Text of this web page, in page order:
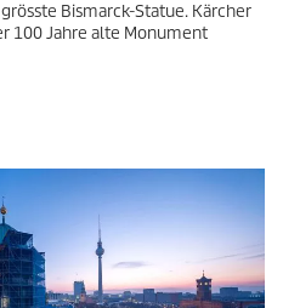
Bismarck-Statue. Kärcher
100 Jahre alte Monument